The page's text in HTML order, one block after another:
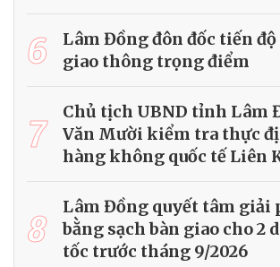
6
Lâm Đồng đôn đốc tiến độ
giao thông trọng điểm
7
Chủ tịch UBND tỉnh Lâm
Văn Mười kiểm tra thực
hàng không quốc tế Liên
8
Lâm Đồng quyết tâm giải
bằng sạch bàn giao cho 2
tốc trước tháng 9/2026